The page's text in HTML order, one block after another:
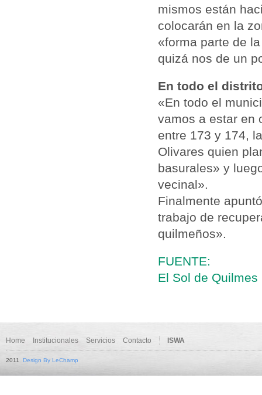
mismos están
colocarán en la
«forma parte de
quizá nos de un
En todo el
«En todo el
vamos a estar en
entre 173 y 174,
Olivares quien
basurales» y
vecinal».
Finalmente
trabajo de
quilmeños».
FUENTE:
El Sol de
Home Institucionales Servicios Contacto ISWA
2011 Design By LeChamp